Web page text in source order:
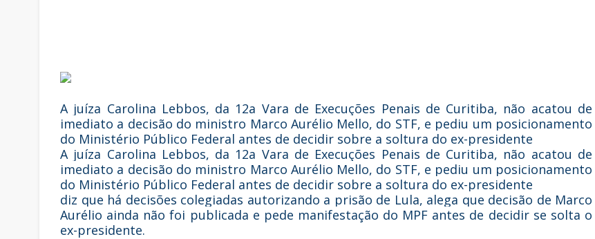
A juíza Carolina Lebbos, da 12a Vara de Execuções Penais de Curitiba, não acatou de
imediato a decisão do ministro Marco Aurélio Mello, do STF, e pediu um posicionamento
do Ministério Público Federal antes de decidir sobre a soltura do ex-presidente
A juíza Carolina Lebbos, da 12a Vara de Execuções Penais de Curitiba, não acatou de
imediato a decisão do ministro Marco Aurélio Mello, do STF, e pediu um posicionamento
do Ministério Público Federal antes de decidir sobre a soltura do ex-presidente
diz que há decisões colegiadas autorizando a prisão de Lula, alega que decisão de Marco
Aurélio ainda não foi publicada e pede manifestação do MPF antes de decidir se solta o
ex-presidente.